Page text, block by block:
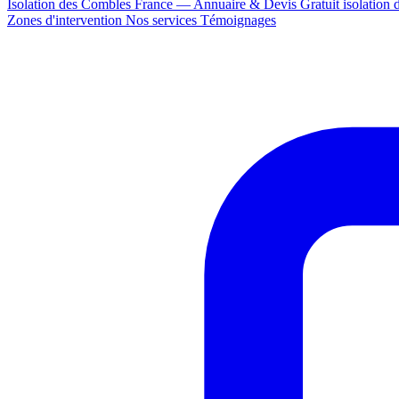
Isolation des Combles France — Annuaire & Devis Gratuit isolation
Zones d'intervention Nos services Témoignages